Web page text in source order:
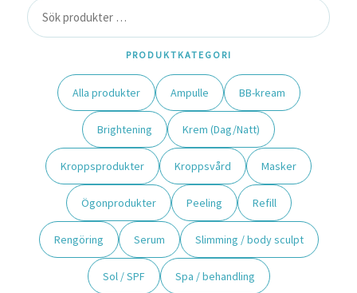
PRODUKTKATEGORI
Alla produkter Ampulle BB-kream
Brightening Krem (Dag/Natt)
Kroppsprodukter Kroppsvård Masker
Ögonprodukter Peeling Refill
Rengöring Serum Slimming / body sculpt
Sol / SPF Spa / behandling